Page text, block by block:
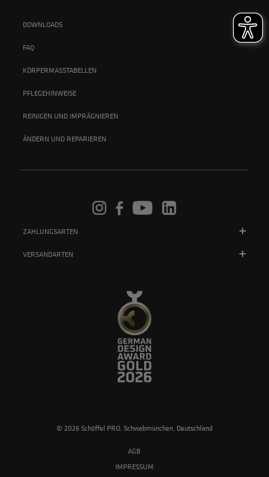
DOWNLOADS
FAQ
KÖRPERMASSTABELLEN
PFLEGEHINWEISE
REINIGEN UND IMPRÄGNIEREN
ÄNDERN UND REPARIEREN
ZAHLUNGSARTEN
VERSANDARTEN
© 2026 Schöffel PRO, Schwabmünchen, Deutschland
AGB
IMPRESSUM